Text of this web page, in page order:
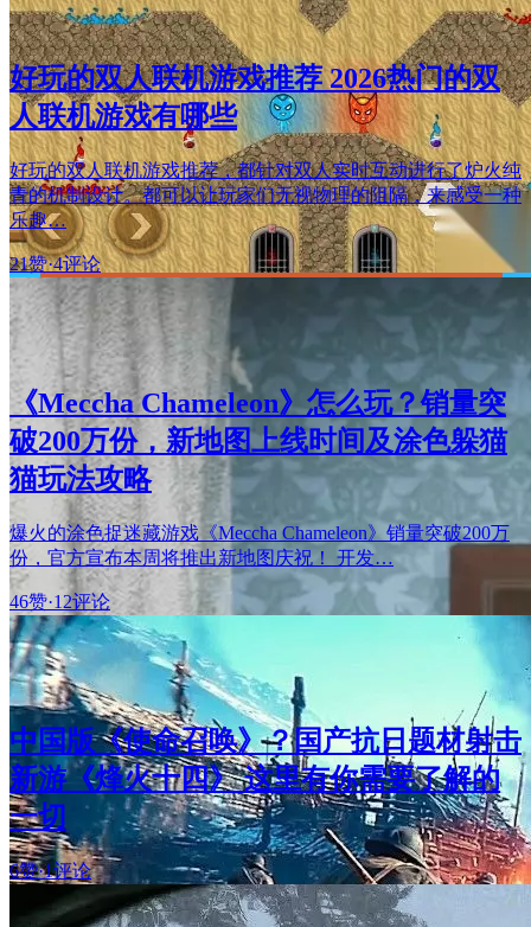
好玩的双人联机游戏推荐 2026热门的双
人联机游戏有哪些
好玩的双人联机游戏推荐，都针对双人实时互动进行了炉火纯
青的机制设计。都可以让玩家们无视物理的阻隔，来感受一种
乐趣…
21赞·4评论
《Meccha Chameleon》怎么玩？销量突
破200万份，新地图上线时间及涂色躲猫
猫玩法攻略
爆火的涂色捉迷藏游戏《Meccha Chameleon》销量突破200万
份，官方宣布本周将推出新地图庆祝！ 开发…
46赞·12评论
中国版《使命召唤》？国产抗日题材射击
新游《烽火十四》 这里有你需要了解的
一切
6赞·1评论